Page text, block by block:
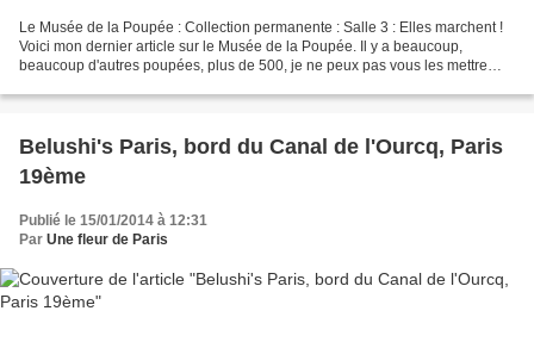
Le Musée de la Poupée : Collection permanente : Salle 3 : Elles marchent !
Voici mon dernier article sur le Musée de la Poupée. Il y a beaucoup,
beaucoup d'autres poupées, plus de 500, je ne peux pas vous les mettre
Belushi's Paris, bord du Canal de l'Ourcq, Paris
19ème
Publié le 15/01/2014 à 12:31
Par Une fleur de Paris